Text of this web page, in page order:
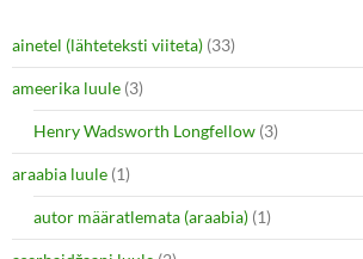
ainetel (lähteteksti viiteta) (33)
ameerika luule (3)
Henry Wadsworth Longfellow (3)
araabia luule (1)
autor määratlemata (araabia) (1)